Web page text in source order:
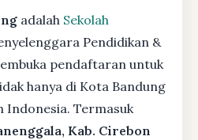
adalah Sekolah
Pendidikan &
pendaftaran untuk
hanya di Kota Bandung
Indonesia. Termasuk
Kab. Cirebon